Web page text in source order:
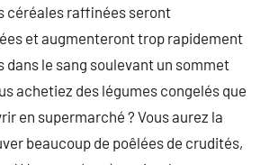
céréales raffinées seront
et augmenteront trop rapidement
dans le sang soulevant un sommet
achetiez des légumes congelés que
en supermarché ? Vous aurez la
beaucoup de poêlées de crudités,